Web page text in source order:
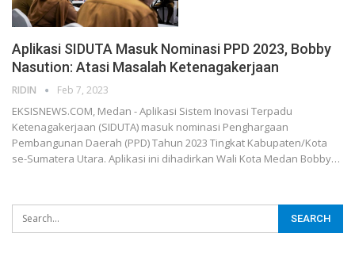
Aplikasi SIDUTA Masuk Nominasi PPD 2023, Bobby
Nasution: Atasi Masalah Ketenagakerjaan
RIDIN Feb 7, 2023
EKSISNEWS.COM, Medan - Aplikasi Sistem Inovasi Terpadu
Ketenagakerjaan (SIDUTA) masuk nominasi Penghargaan
Pembangunan Daerah (PPD) Tahun 2023 Tingkat Kabupaten/Kota
se-Sumatera Utara. Aplikasi ini dihadirkan Wali Kota Medan Bobby…